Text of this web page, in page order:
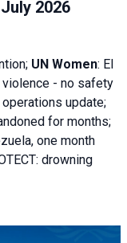
2026
UN Women: El
- no safety
operations update;
for months;
one month
drowning